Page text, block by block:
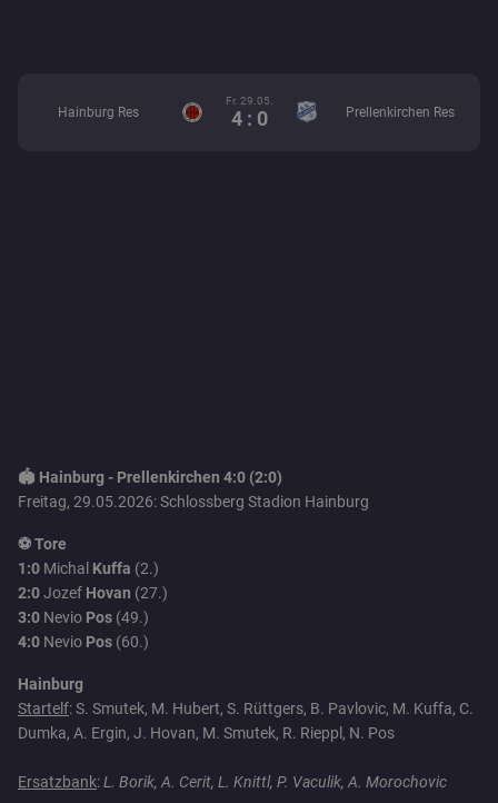
Hainburg Res
Fr. 29.05.
4 : 0 Prellenkirchen Res
🏟️ Hainburg - Prellenkirchen 4:0 (2:0)
Freitag, 29.05.2026: Schlossberg Stadion Hainburg
⚽ Tore
1:0 Michal Kuffa (2.)
2:0Jozef Hovan (27.)
3:0 Nevio Pos (49.)
4:0 Nevio Pos (60.)
Hainburg
Startelf: S. Smutek, M. Hubert, S. Rüttgers, B. Pavlovic, M. Kuffa, C.
Dumka, A. Ergin, J. Hovan, M. Smutek, R. Rieppl, N. Pos
Ersatzbank:L. Borik, A. Cerit, L. Knittl, P. Vaculik, A. Morochovic